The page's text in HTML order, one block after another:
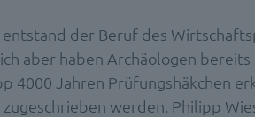
der Beruf des
aber haben Archäologen
4000 Jahren Prüfungshäkchen
werden. Philipp